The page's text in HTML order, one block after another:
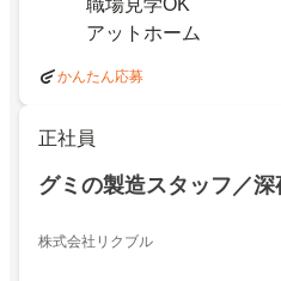
アットホーム
かんたん応募
正社員
グミの製造スタッフ／
株式会社リクブル